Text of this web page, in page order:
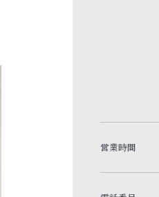
営業時間